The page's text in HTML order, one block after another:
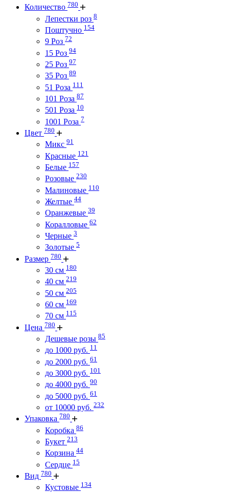
Количество 780
Лепестки роз 8
Поштучно 154
9 Роз 72
15 Роз 94
25 Роз 97
35 Роз 89
51 Роза 111
101 Роза 87
501 Роза 10
1001 Роза 7
Цвет 780
Микс 91
Красные 121
Белые 157
Розовые 230
Малиновые 110
Желтые 44
Оранжевые 39
Коралловые 62
Черные 3
Золотые 5
Размер 780
30 см 180
40 см 219
50 см 205
60 см 169
70 см 115
Цена 780
Дешевые розы 85
до 1000 руб. 11
до 2000 руб. 61
до 3000 руб. 101
до 4000 руб. 90
до 5000 руб. 61
от 10000 руб. 232
Упаковка 780
Коробка 86
Букет 213
Корзина 44
Сердце 15
Вид 780
Кустовые 134